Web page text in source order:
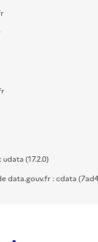
(17.2.0)
data.gouv.fr : cdata